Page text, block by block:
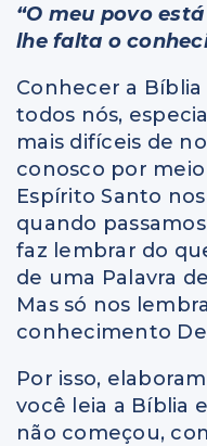
“O meu povo
lhe falta o
Conhecer a
todos nós,
mais difíceis de
conosco por meio
Espírito Santo
quando
faz lembrar do
de uma Palavra
Mas só nos
conhecimento
Por isso,
você leia a Bíblia
não começou,